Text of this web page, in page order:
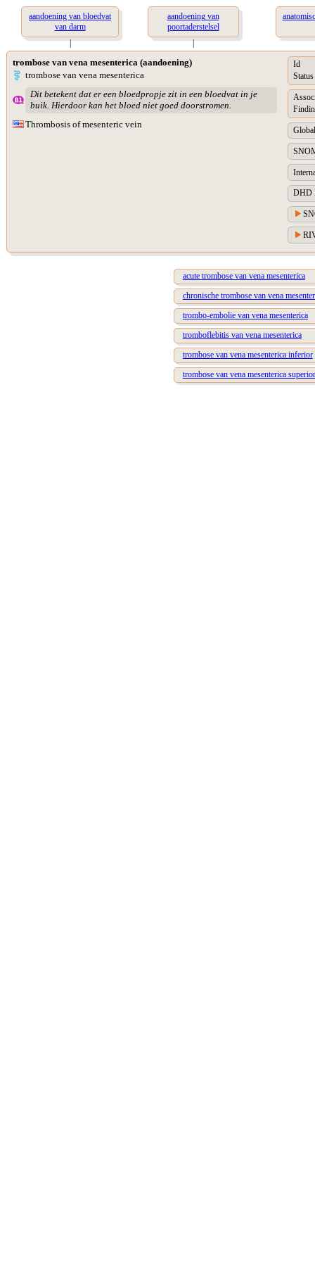
aandoening van bloedvat
van darm
aandoening van
poortaderstelsel
| |
trombose van vena mesenterica (aandoening)
trombose van vena mesenterica
Dit betekent dat er een bloedpropje zit in een bloedvat in je
buik. Hierdoor kan het bloed niet goed doorstromen.
Thrombosis of mesenteric vein
Id
Status
DHD
acute trombose van vena mesenterica
chronische trombose van vena
trombo-embolie van vena mesenterica
tromboflebitis van vena mesenterica
trombose van vena mesenterica inferior
trombose van vena mesenterica superior